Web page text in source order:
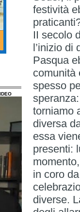
festività
II secolo
l’inizio di
Pasqua
comunità
spesso
torniamo
diversa
essa
presenti:
in coro
diverse.